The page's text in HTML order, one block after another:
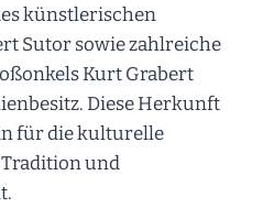
künstlerischen
Sutor sowie zahlreiche
Kurt Grabert
Diese Herkunft
für die kulturelle
und